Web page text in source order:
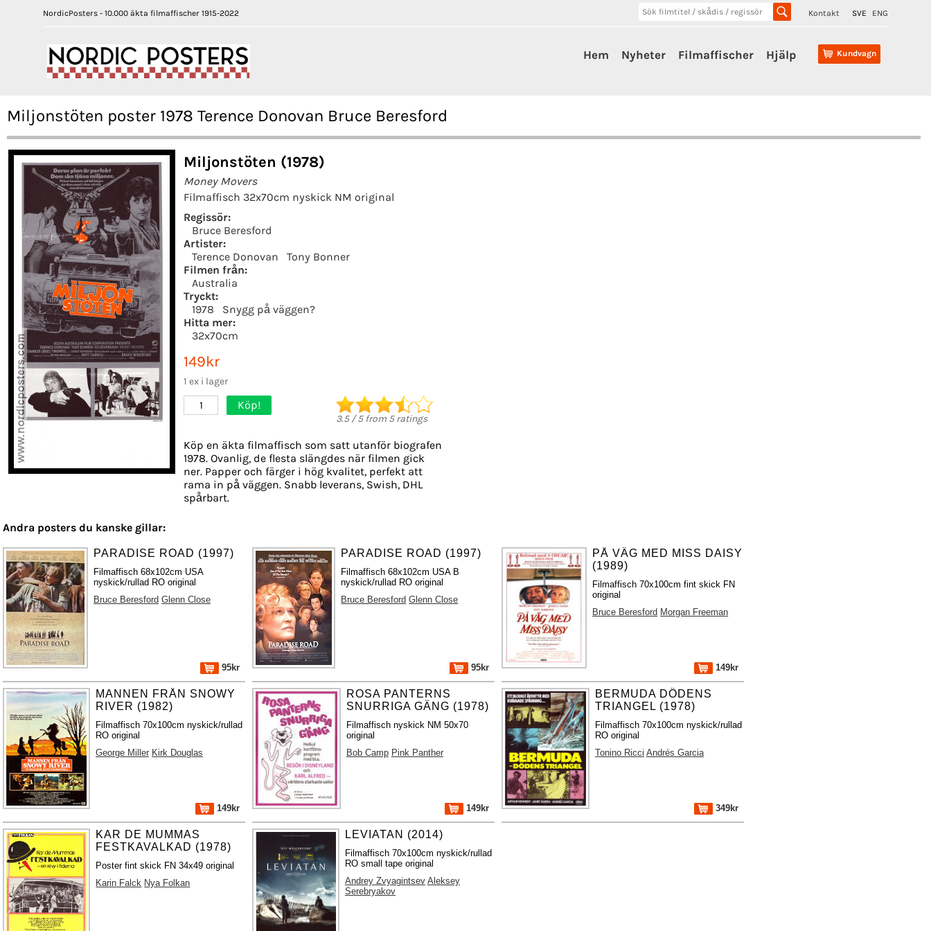
NordicPosters - 10.000 äkta filmaffischer 1915-2022 Kontakt SVE ENG
Kundvagn
Hem Nyheter Filmaffischer Hjälp
Miljonstöten poster 1978 Terence Donovan Bruce Beresford
Miljonstöten (1978)
Money Movers
Filmaffisch 32x70cm nyskick NM original
Regissör:
Bruce Beresford
Artister:
Terence Donovan
Tony Bonner
Filmen från:
Australia
Tryckt:
1978
Snygg på väggen?
Hitta mer:
32x70cm
149kr
1 ex i lager
1 Köp!
3.5/5from 5ratings
Köp en äkta filmaffisch som satt utanför biografen
1978. Ovanlig, de flesta slängdes när filmen gick
ner. Papper och färger i hög kvalitet, perfekt att
rama in på väggen. Snabb leverans, Swish, DHL
spårbart.
Andra posters du kanske gillar:
PARADISE ROAD (1997)
Filmaffisch 68x102cm USA
nyskick/rullad RO original
Bruce Beresford Glenn Close
95kr
PARADISE ROAD (1997)
Filmaffisch 68x102cm USA B
nyskick/rullad RO original
Bruce Beresford Glenn Close
95kr
PÅ VÄG MED MISS DAISY
(1989)
Filmaffisch 70x100cm fint skick FN
original
Bruce Beresford Morgan Freeman
149kr
MANNEN FRÅN SNOWY
RIVER (1982)
Filmaffisch 70x100cm nyskick/rullad
RO original
George Miller Kirk Douglas
149kr
ROSA PANTERNS
SNURRIGA GÄNG (1978)
Filmaffisch nyskick NM 50x70
original
Bob Camp Pink Panther
149kr
BERMUDA DÖDENS
TRIANGEL (1978)
Filmaffisch 70x100cm nyskick/rullad
RO original
Tonino Ricci Andrés Garcia
349kr
KAR DE MUMMAS
FESTKAVALKAD (1978)
Poster fint skick FN 34x49 original
Karin Falck Nya Folkan
LEVIATAN (2014)
Filmaffisch 70x100cm nyskick/rullad
RO small tape original
Andrey Zvyagintsev Aleksey
Serebryakov